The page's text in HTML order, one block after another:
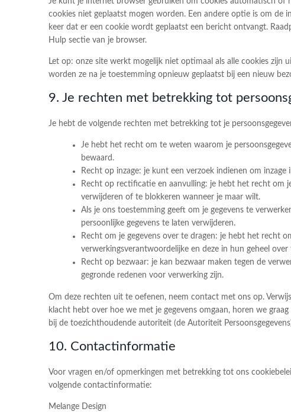
cookies niet geplaatst mogen worden. Een andere optie is om de
keer dat er een cookie wordt geplaatst een bericht ontvangt.
Hulp sectie van je browser.
Let op: onze site werkt mogelijk niet optimaal als alle cookies zijn
worden ze na je toestemming opnieuw geplaatst bij een nieuw
9. Je rechten met betrekking tot
Je hebt de volgende rechten met betrekking tot je
Je hebt het recht om te weten waarom je
bewaard.
Recht op inzage: je kunt een verzoek indienen om inzage
Recht op rectificatie en aanvulling: je hebt het recht om
verwijderen of te blokkeren wanneer je maar wilt.
Als je ons toestemming geeft om je gegevens te
persoonlijke gegevens te laten verwijderen.
Recht om je gegevens over te dragen: je hebt het recht
verwerkingsverantwoordelijke en deze in hun geheel
Recht op bezwaar: je kan bezwaar maken tegen de
gegronde redenen voor verwerking zijn.
Om deze rechten uit te oefenen, neem contact met ons op.
klacht hebt over hoe we met je gegevens omgaan, horen we
bij de toezichthoudende autoriteit (de Autoriteit
10. Contactinformatie
Voor vragen en/of opmerkingen met betrekking tot ons
volgende contactinformatie:
Melange Design